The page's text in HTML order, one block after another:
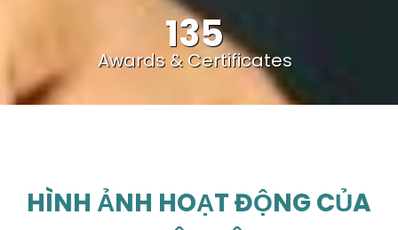
135
Awards & Certificates
HÌNH ẢNH HOẠT ĐỘNG CỦA